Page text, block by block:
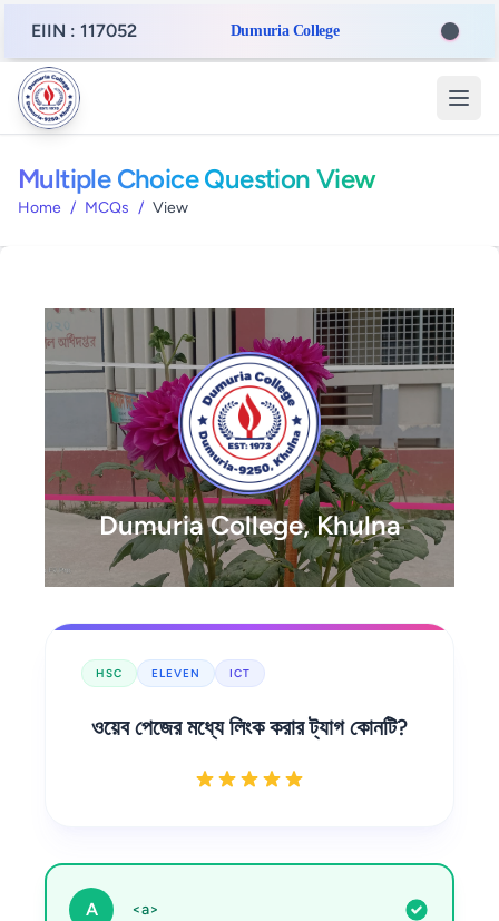
EIIN : 117052 Dumuria College
Multiple Choice Question View
Home / MCQs / View
Dumuria College, Khulna
HSC ELEVEN ICT
ওয়েব পেজের মধ্যে লিংক করার ট্যাগ কোনটি?
A <a>